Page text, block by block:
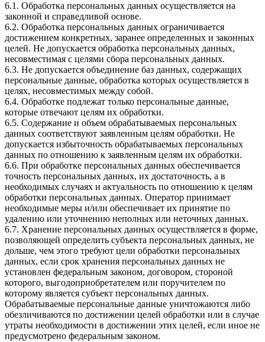
6.1. Обработка персональных данных осуществляется на
законной и справедливой основе.
6.2. Обработка персональных данных ограничивается
достижением конкретных, заранее определенных и законных
целей. Не допускается обработка персональных данных,
несовместимая с целями сбора персональных данных.
6.3. Не допускается объединение баз данных, содержащих
персональные данные, обработка которых осуществляется в
целях, несовместимых между собой.
6.4. Обработке подлежат только персональные данные,
которые отвечают целям их обработки.
6.5. Содержание и объем обрабатываемых персональных
данных соответствуют заявленным целям обработки. Не
допускается избыточность обрабатываемых персональных
данных по отношению к заявленным целям их обработки.
6.6. При обработке персональных данных обеспечивается
точность персональных данных, их достаточность, а в
необходимых случаях и актуальность по отношению к целям
обработки персональных данных. Оператор принимает
необходимые меры и/или обеспечивает их принятие по
удалению или уточнению неполных или неточных данных.
6.7. Хранение персональных данных осуществляется в форме,
позволяющей определить субъекта персональных данных, не
дольше, чем этого требуют цели обработки персональных
данных, если срок хранения персональных данных не
установлен федеральным законом, договором, стороной
которого, выгодоприобретателем или поручителем по
которому является субъект персональных данных.
Обрабатываемые персональные данные уничтожаются либо
обезличиваются по достижении целей обработки или в случае
утраты необходимости в достижении этих целей, если иное не
предусмотрено федеральным законом.